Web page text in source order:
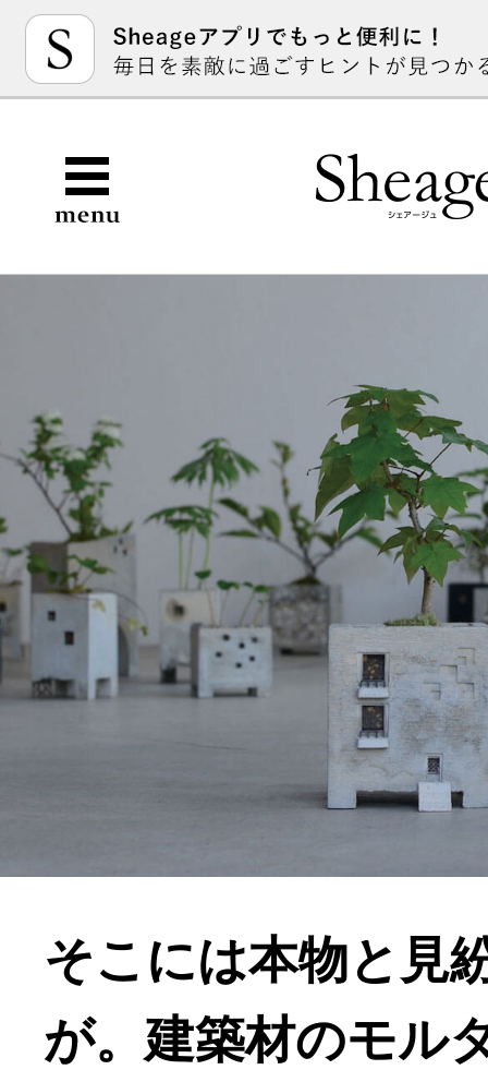
そこには本物と見
が。建築材のモル